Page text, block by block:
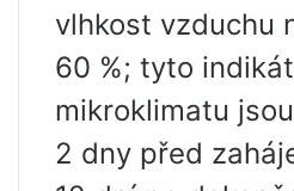
vlhkost vzduchu
60 %; tyto
mikroklimatu
2 dny před